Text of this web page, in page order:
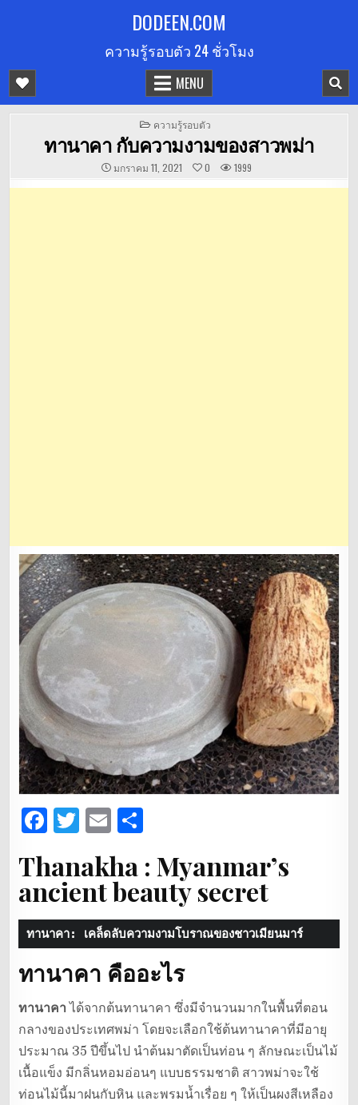
DODEEN.COM
ความรู้รอบตัว 24 ชั่วโมง
MENU
POSTED
IN
ความรู้รอบตัว
ทานาคา กับความงามของสาวพม่า
มกราคม 11, 2021 0 1999
F
c
e
b
o
o
k
T
it
te
r
E
ai
l
ar
e
Thanakha : Myanmar’s
ancient beauty secret
ทานาคา: เคล็ดลับความงามโบราณของชาวเมียนมาร์
ทานาคา คืออะไร
ทานาคา ได้จากต้นทานาคา ซึ่งมีจำนวนมากในพื้นที่ตอน
กลางของประเทศพม่า โดยจะเลือกใช้ต้นทานาคาที่มีอายุ
ประมาณ 35 ปีขึ้นไป นำต้นมาตัดเป็นท่อน ๆ ลักษณะเป็นไม้
เนื้อแข็ง มีกลิ่นหอมอ่อนๆ แบบธรรมชาติ สาวพม่าจะใช้
ท่อนไม้นี้มาฝนกับหิน และพรมน้ำเรื่อย ๆ ให้เป็นผงสีเหลือง